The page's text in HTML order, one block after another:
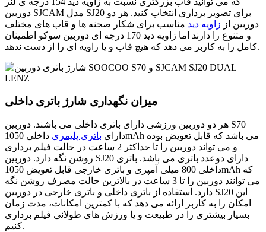
دوربین SJCAM مدل SJ20 برای تصویر برداری انتخاب کنید. هر دو
دوربین از زاویه دید مناسب برای شکار صحنه ها و قاب های مختلف
و متنوع را دارند اما زاویه دید 170 درجه ای دوربین سوکو اطمینان
کامل را به کاربر می دهد که هیچ قاب و یا زاویه ای را از دست ندهد.
میزان نگهداری شارژ باتری داخلی
هر دو دوربین ورزشی دارای باتری داخلی می باشند. دوربین S70
دارای باتری پلیمری
داخلی 1050mAh می باشد که قابل تعویض بوده
و می تواند دوربین را تا حداکثر 2 ساعت در حالت فیلم برداری
روشن نگه دارد. دوربین SJ20 دارای دوعدد باتری می باشد. باتری
داخلی 800 میلی آمپری و باتری خارجی قابل تعویض 1050mAh که
می توانند دوربین را تا 3 ساعت در بالاترین حالت مصرف روشن نگه
دارد. استفاده از باتری داخلی و باتری خارجی در دوربین SJ20 این
امکان را به کاربر ارائه می دهد که با کمترین امکانات، مدت زمان
بسیار بیشتری را در طبیعت و یا ورزش های طولانی فیلم برداری
کنیم.